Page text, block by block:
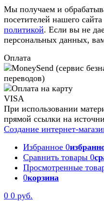
Мы получаем и
посетителей нашего
политикой. Если вы не
персональных данных,
Оплата
При использовании
прямой ссылки на
Создание интернет-
Избранное 0
Сравнить товары 0
Просмотренные
0корзина
0 0 руб.